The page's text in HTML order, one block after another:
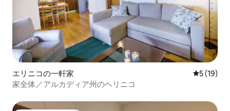
エリニコの一軒家 レビュー
5 (19)
家全体／アルカディア州のヘリニコ